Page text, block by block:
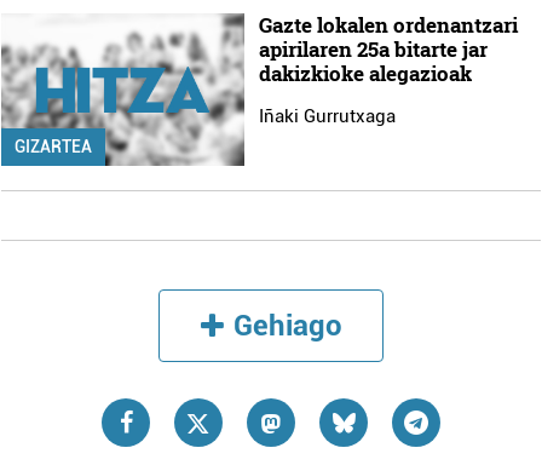
GIZARTEA
Gazte lokalen ordenantzari
apirilaren 25a bitarte jar
dakizkioke alegazioak
Iñaki Gurrutxaga
Gehiago